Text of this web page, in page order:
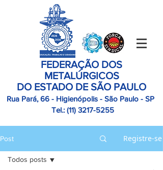
FEDERAÇÃO DOS
METALÚRGICOS
DO ESTADO DE SÃO PAULO
Rua Pará, 66 - Higienópolis - São Paulo - SP
Tel.: (11) 3217-5255
Post Registre-se
Todos posts